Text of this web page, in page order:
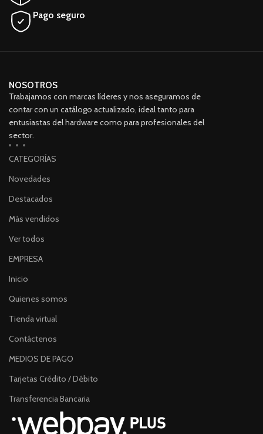
Pago seguro
NOSOTROS
Trabajamos con marcas líderes y nos aseguramos de
contar con un catálogo actualizado, ideal tanto para
entusiastas del hardware como para profesionales del
sector.
CATEGORÍAS
Novedades
Destacados
Más vendidos
Ver todos
EMPRESA
Inicio
Quienes somos
Tienda virtual
Contáctenos
MEDIOS DE PAGO
Tarjetas Crédito / Débito
Transferencia Bancaria